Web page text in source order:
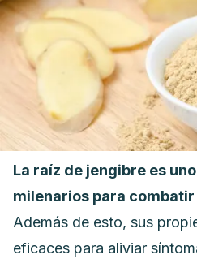
La raíz de jengibre es
milenarios para
Además de esto, sus
eficaces para aliviar